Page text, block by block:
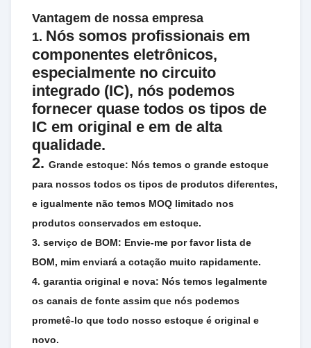
Vantagem de nossa empresa
1. Nós somos profissionais em
componentes eletrônicos,
especialmente no circuito
integrado (IC), nós podemos
fornecer quase todos os tipos de
IC em original e em de alta
qualidade.
2. Grande estoque: Nós temos o grande estoque
para nossos todos os tipos de produtos diferentes,
e igualmente não temos MOQ limitado nos
produtos conservados em estoque.
3. serviço de BOM: Envie-me por favor lista de
BOM, mim enviará a cotação muito rapidamente.
4. garantia original e nova: Nós temos legalmente
os canais de fonte assim que nós podemos
prometê-lo que todo nosso estoque é original e
novo.